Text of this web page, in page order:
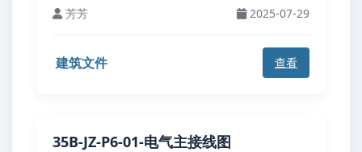
芳芳 2025-07-29
建筑文件 查看
35B-JZ-P6-01-电气主接线图